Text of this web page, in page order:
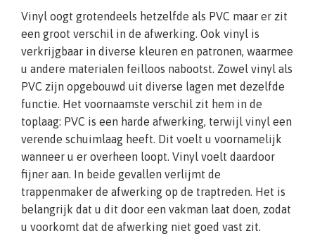
Vinyl oogt grotendeels hetzelfde als PVC maar er zit
een groot verschil in de afwerking. Ook vinyl is
verkrijgbaar in diverse kleuren en patronen, waarmee
u andere materialen feilloos nabootst. Zowel vinyl als
PVC zijn opgebouwd uit diverse lagen met dezelfde
functie. Het voornaamste verschil zit hem in de
toplaag: PVC is een harde afwerking, terwijl vinyl een
verende schuimlaag heeft. Dit voelt u voornamelijk
wanneer u er overheen loopt. Vinyl voelt daardoor
fijner aan. In beide gevallen verlijmt de
trappenmaker de afwerking op de traptreden. Het is
belangrijk dat u dit door een vakman laat doen, zodat
u voorkomt dat de afwerking niet goed vast zit.